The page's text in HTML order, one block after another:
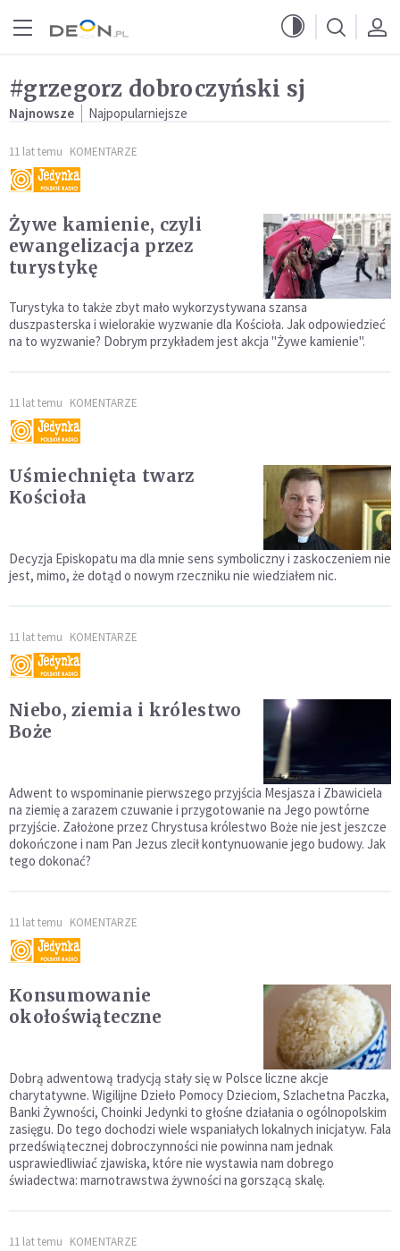
#grzegorz dobroczyński sj
Najnowsze Najpopularniejsze
11 lat temu KOMENTARZE
Żywe kamienie, czyli
ewangelizacja przez
turystykę
Turystyka to także zbyt mało wykorzystywana szansa
duszpasterska i wielorakie wyzwanie dla Kościoła. Jak odpowiedzieć
na to wyzwanie? Dobrym przykładem jest akcja "Żywe kamienie".
11 lat temu KOMENTARZE
Uśmiechnięta twarz
Kościoła
Decyzja Episkopatu ma dla mnie sens symboliczny i zaskoczeniem nie
jest, mimo, że dotąd o nowym rzeczniku nie wiedziałem nic.
11 lat temu KOMENTARZE
Niebo, ziemia i królestwo
Boże
Adwent to wspominanie pierwszego przyjścia Mesjasza i Zbawiciela
na ziemię a zarazem czuwanie i przygotowanie na Jego powtórne
przyjście. Założone przez Chrystusa królestwo Boże nie jest jeszcze
dokończone i nam Pan Jezus zlecił kontynuowanie jego budowy. Jak
tego dokonać?
11 lat temu KOMENTARZE
Konsumowanie
okołoświąteczne
Dobrą adwentową tradycją stały się w Polsce liczne akcje
charytatywne. Wigilijne Dzieło Pomocy Dzieciom, Szlachetna Paczka,
Banki Żywności, Choinki Jedynki to głośne działania o ogólnopolskim
zasięgu. Do tego dochodzi wiele wspaniałych lokalnych inicjatyw. Fala
przedświątecznej dobroczynności nie powinna nam jednak
usprawiedliwiać zjawiska, które nie wystawia nam dobrego
świadectwa: marnotrawstwa żywności na gorszącą skalę.
11 lat temu KOMENTARZE